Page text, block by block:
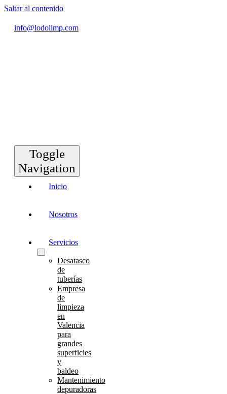
Saltar al contenido
info@lodolimp.com
Toggle
Navigation
Inicio
Nosotros
Servicios
Desatasco
de
tuberías
Empresa
de
limpieza
en
Valencia
para
grandes
superficies
y
baldeo
Mantenimiento
depuradoras